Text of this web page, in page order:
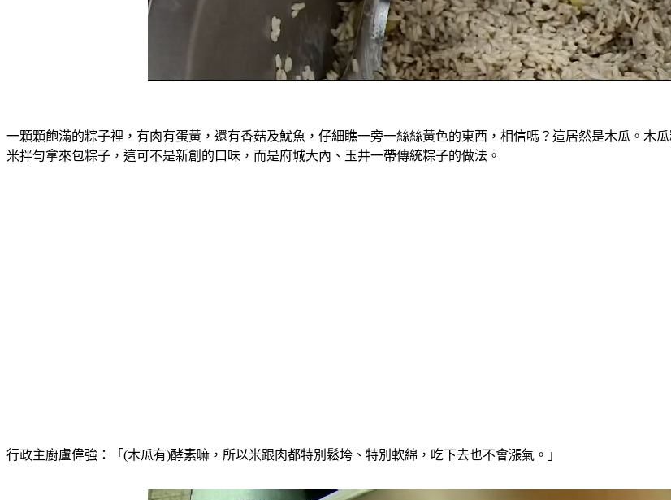
一顆顆飽滿的粽子裡，有肉有蛋黃，還有香菇及魷魚，仔細瞧一旁一絲絲黃色的東西，相信嗎？這居然是木瓜。木
米拌勻拿來包粽子，這可不是新創的口味，而是府城大內、玉井一帶傳統粽子的做法。
行政主廚盧偉強：「(木瓜有)酵素嘛，所以米跟肉都特別鬆垮、特別軟綿，吃下去也不會漲氣。」